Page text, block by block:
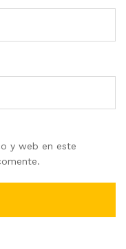
y web en este